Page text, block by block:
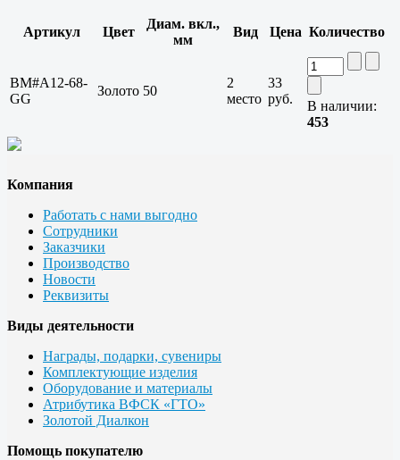
Артикул Цвет
Диам. вкл.,
мм
Вид Цена Количество
BM#A12-68-
GG
Золото 50
2
место
33
руб.
В наличии:
453
Компания
Работать с нами выгодно
Сотрудники
Заказчики
Производство
Новости
Реквизиты
Виды деятельности
Награды, подарки, сувениры
Комплектующие изделия
Оборудование и материалы
Атрибутика ВФСК «ГТО»
Золотой Диалкон
Помощь покупателю